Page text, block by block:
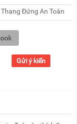
Thang Đứng An Toàn
Gửi ý kiến